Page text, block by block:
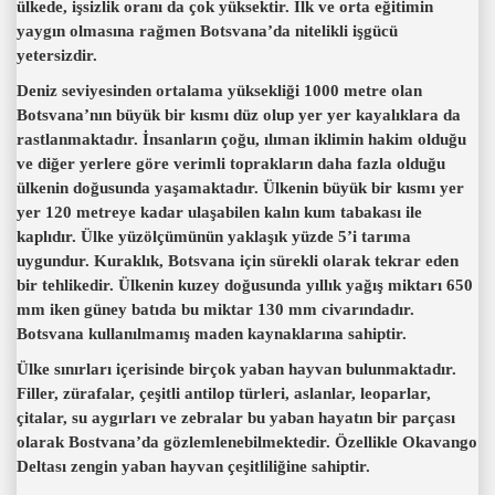
ülkede, işsizlik oranı da çok yüksektir. İlk ve orta eğitimin
yaygın olmasına rağmen Botsvana’da nitelikli işgücü
yetersizdir.
Deniz seviyesinden ortalama yüksekliği 1000 metre olan
Botsvana’nın büyük bir kısmı düz olup yer yer kayalıklara da
rastlanmaktadır. İnsanların çoğu, ılıman iklimin hakim olduğu
ve diğer yerlere göre verimli toprakların daha fazla olduğu
ülkenin doğusunda yaşamaktadır. Ülkenin büyük bir kısmı yer
yer 120 metreye kadar ulaşabilen kalın kum tabakası ile
kaplıdır. Ülke yüzölçümünün yaklaşık yüzde 5’i tarıma
uygundur. Kuraklık, Botsvana için sürekli olarak tekrar eden
bir tehlikedir. Ülkenin kuzey doğusunda yıllık yağış miktarı 650
mm iken güney batıda bu miktar 130 mm civarındadır.
Botsvana kullanılmamış maden kaynaklarına sahiptir.
Ülke sınırları içerisinde birçok yaban hayvan bulunmaktadır.
Filler, zürafalar, çeşitli antilop türleri, aslanlar, leoparlar,
çitalar, su aygırları ve zebralar bu yaban hayatın bir parçası
olarak Bostvana’da gözlemlenebilmektedir. Özellikle Okavango
Deltası zengin yaban hayvan çeşitliliğine sahiptir.